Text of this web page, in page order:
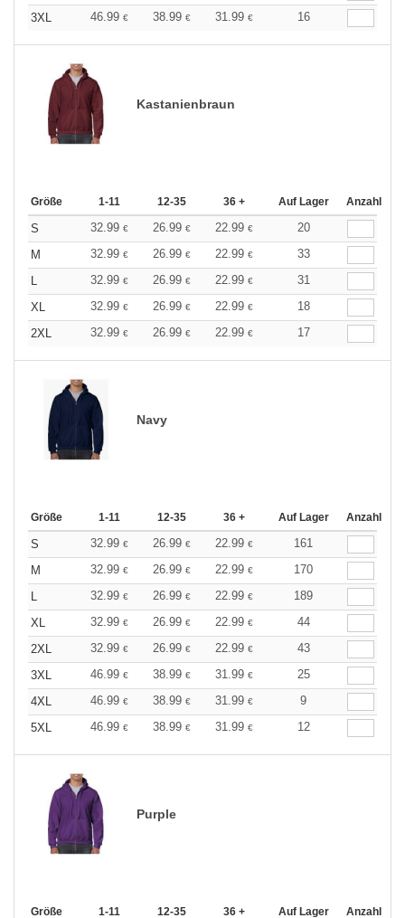
3XL
46.99 € 38.99 € 31.99 € 16
Kastanienbraun
Größe 1-11 12-35 36 + Auf Lager Anzahl
S 32.99 € 26.99 € 22.99 €
20
M
32.99 € 26.99 € 22.99 €
33
L
32.99 € 26.99 € 22.99 €
31
XL
32.99 € 26.99 € 22.99 €
18
2XL
32.99 € 26.99 € 22.99 € 17
Navy
Größe 1-11 12-35 36 + Auf Lager Anzahl
S 32.99 € 26.99 € 22.99 €
161
M
32.99 € 26.99 € 22.99 €
170
L
32.99 € 26.99 € 22.99 €
189
XL
32.99 € 26.99 € 22.99 €
44
2XL
32.99 € 26.99 € 22.99 €
43
3XL
46.99 € 38.99 € 31.99 €
25
4XL
46.99 € 38.99 € 31.99 €
9
5XL
46.99 € 38.99 € 31.99 € 12
Purple
Größe 1-11 12-35 36 + Auf Lager Anzahl